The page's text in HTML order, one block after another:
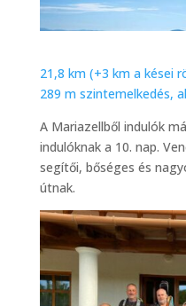
21,8 km (+3 km a kései
289 m szintemelkedés,
A Mariazellből indulók
indulóknak a 10. nap.
segítői, bőséges és
útnak.